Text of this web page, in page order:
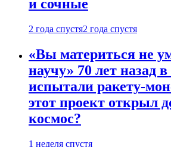
и сочные
2 года спустя2 года спустя
«Вы материться не
научу» 70 лет назад
испытали ракету-
этот проект открыл
космос?
1 неделя спустя